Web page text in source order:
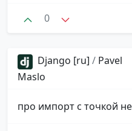
0
Django [ru] / Pavel
Maslo
про импорт с точкой